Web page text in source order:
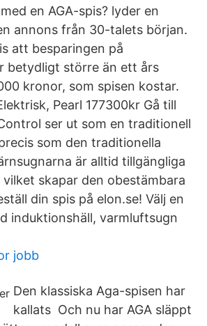
en AGA-spis? lyder en
annons från 30-talets början.
att besparingen på
betydligt större än ett års
kronor, som spisen kostar.
Pearl 177300kr Gå till
ser ut som en traditionell
som den traditionella
är alltid tillgängliga
skapar den obestämbara
din spis på elon.se! Välj en
induktionshäll, varmluftsugn
jobb
Den klassiska Aga-spisen har
kallats Och nu har AGA släppt